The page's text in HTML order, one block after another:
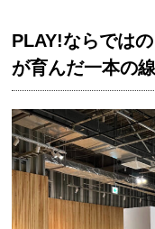
PLAY!ならでは
が育んだ一本の線